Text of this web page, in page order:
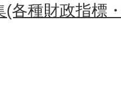
(各種財政指標